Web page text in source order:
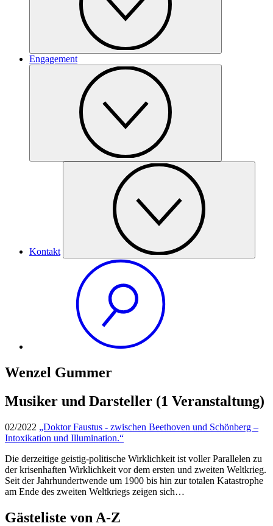
Engagement
Kontakt
Wenzel Gummer
Musiker und Darsteller (1 Veranstaltung)
02/2022 „Doktor Faustus - zwischen Beethoven und Schönberg –
Intoxikation und Illumination.“
Die derzeitige geistig-politische Wirklichkeit ist voller Parallelen zu
der krisenhaften Wirklichkeit vor dem ersten und zweiten Weltkrieg.
Seit der Jahrhundertwende um 1900 bis hin zur totalen Katastrophe
am Ende des zweiten Weltkriegs zeigen sich…
Gästeliste von A-Z